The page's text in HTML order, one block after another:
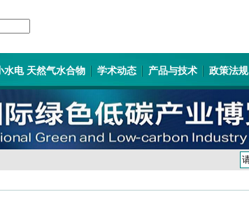
水电 天然气水合物 学术动态 产品与技术 政策法规